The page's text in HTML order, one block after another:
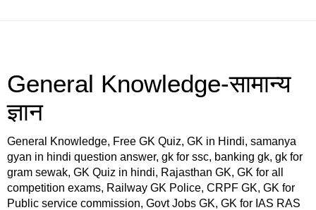
General Knowledge-सामान्य
ज्ञान
General Knowledge, Free GK Quiz, GK in Hindi, samanya
gyan in hindi question answer, gk for ssc, banking gk, gk for
gram sewak, GK Quiz in hindi, Rajasthan GK, GK for all
competition exams, Railway GK Police, CRPF GK, GK for
Public service commission, Govt Jobs GK, GK for IAS RAS